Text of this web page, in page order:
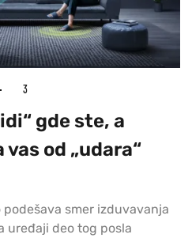
3
gde ste, a
od „udara“
smer izduvavanja
uređaji deo tog posla